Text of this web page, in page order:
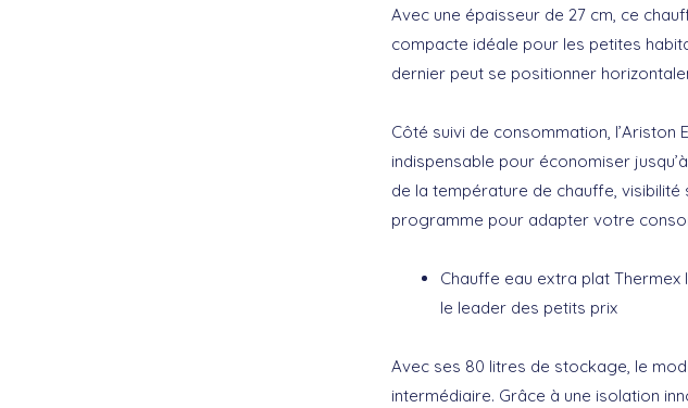
Avec une épaisseur de 27 cm, ce
compacte idéale pour les petites
dernier peut se positionner
Côté suivi de consommation,
indispensable pour économiser
de la température de chauffe,
programme pour adapter votre
Chauffe eau extra plat Thermex
le leader des petits prix
Avec ses 80 litres de stockage, le
intermédiaire. Grâce à une isolation